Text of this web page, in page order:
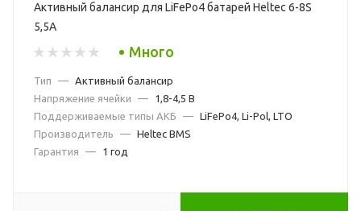
Активный балансир для LiFePo4 батарей Heltec 6-8S
5,5A
Много
Тип — Активный балансир
Напряжение ячейки
—
1,8-4,5 В
Поддерживаемые типы АКБ
— LiFePo4, Li-Pol, LTO
Производитель
— Heltec BMS
Гарантия
— 1 год